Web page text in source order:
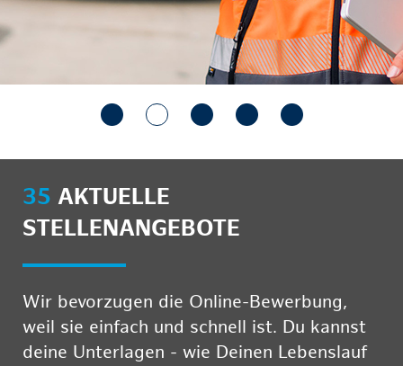
35 AKTUELLE
STELLENANGEBOTE
Wir bevorzugen die Online-Bewerbung,
weil sie einfach und schnell ist. Du kannst
deine Unterlagen - wie Deinen Lebenslauf